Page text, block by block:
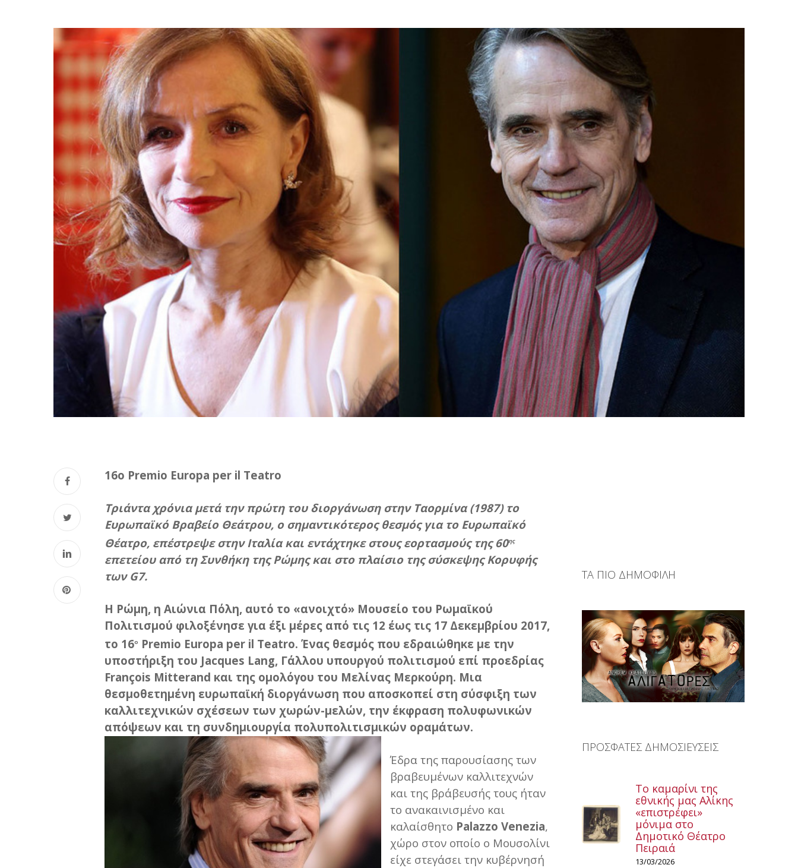
16o Premio Europa per il Teatro
Τριάντα χρόνια μετά την πρώτη του διοργάνωση στην Ταορμίνα (1987) το
Ευρωπαϊκό Βραβείο Θεάτρου, ο σημαντικότερος θεσμός για το Ευρωπαϊκό
Θέατρο, επέστρεψε στην Ιταλία και εντάχτηκε στους εορτασμούς της 60ης
επετείου από τη Συνθήκη της Ρώμης και στο πλαίσιο της σύσκεψης Κορυφής
των G7.
Η Ρώμη, η Αιώνια Πόλη, αυτό το «ανοιχτό» Μουσείο του Ρωμαϊκού
Πολιτισμού φιλοξένησε για έξι μέρες από τις 12 έως τις 17 Δεκεμβρίου 2017,
το 16ο
Premio Europa per il Teatro. Ένας θεσμός που εδραιώθηκε με την
υποστήριξη του Jacques Lang, Γάλλου υπουργού πολιτισμού επί προεδρίας
François Mitterand και της ομολόγου του Μελίνας Μερκούρη. Μια
θεσμοθετημένη ευρωπαϊκή διοργάνωση που αποσκοπεί στη σύσφιξη των
καλλιτεχνικών σχέσεων των χωρών-μελών, την έκφραση πολυφωνικών
απόψεων και τη συνδημιουργία πολυπολιτισμικών οραμάτων.
Έδρα της παρουσίασης των
βραβευμένων καλλιτεχνών
και της βράβευσής τους ήταν
το ανακαινισμένο και
καλαίσθητο Palazzo Venezia,
χώρο στον οποίο ο Μουσολίνι
είχε στεγάσει την κυβέρνησή
ΤΑ ΠΙΟ ΔΗΜΟΦΙΛΗ
ΠΡΟΣΦΑΤΕΣ ΔΗΜΟΣΙΕΥΣΕΙΣ
Το καμαρίνι της
εθνικής μας Αλίκης
«επιστρέφει»
μόνιμα στο
Δημοτικό Θέατρο
Πειραιά
13/03/2026